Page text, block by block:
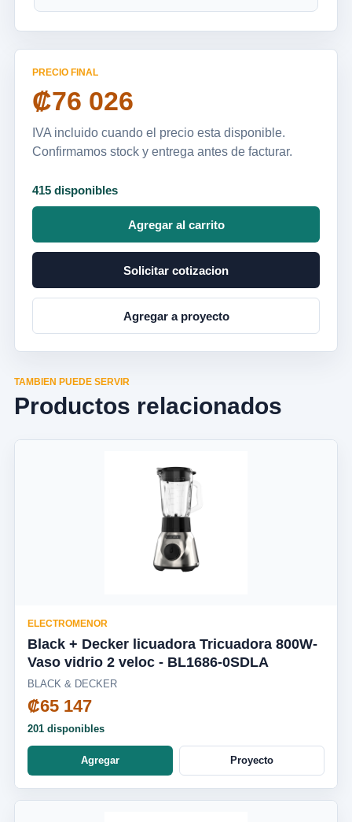
PRECIO FINAL
₡76 026
IVA incluido cuando el precio esta disponible.
Confirmamos stock y entrega antes de facturar.
415 disponibles
Agregar al carrito
Solicitar cotizacion
Agregar a proyecto
TAMBIEN PUEDE SERVIR
Productos relacionados
ELECTROMENOR
Black + Decker licuadora Tricuadora 800W-
Vaso vidrio 2 veloc - BL1686-0SDLA
BLACK & DECKER
₡65 147
201 disponibles
Agregar Proyecto